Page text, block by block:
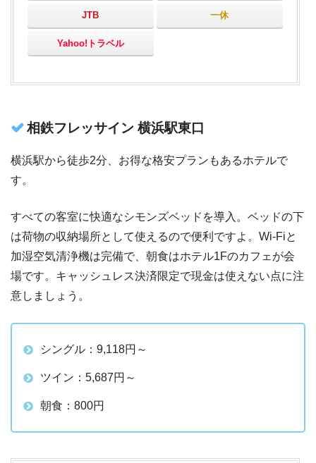
JTB 一休
Yahoo!トラベル
相鉄フレッサイン 横浜駅東口
横浜駅から徒歩2分、お得な格安プランもあるホテルで
す。
すべての客室に快適なシモンズベッドを導入。ベッドの下
は荷物の収納場所として使えるので便利ですよ。Wi-Fiと
加湿空気清浄機は完備で、朝食はホテル1Fのカフェが会
場です。キャッシュレス決済限定で現金は使えない点に注
意しましょう。
シングル：9,118円～
ツイン：5,687円～
朝食：800円